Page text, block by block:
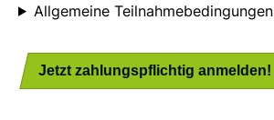
Allgemeine Teilnahmebedingungen
Jetzt zahlungspflichtig anmelden!